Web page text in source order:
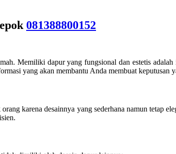
081388800152
Memiliki dapur yang fungsional dan estetis
yang akan membantu Anda membuat keputusan
karena desainnya yang sederhana namun tetap